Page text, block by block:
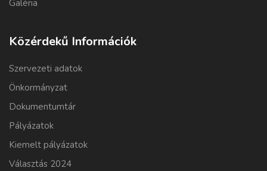
Galéria
Közérdekű Információk
Szervezeti adatok
Önkormányzat
Dokumentumtár
Pályázatok
Kiemelt pályázatok
Választás 2024